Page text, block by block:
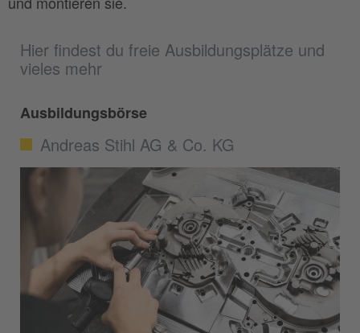
Hier findest du freie Ausbildungsplätze und
vieles mehr
Ausbildungsbörse
Andreas Stihl AG & Co. KG